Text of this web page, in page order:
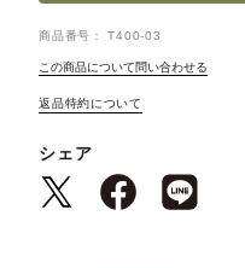
商品番号 T400-03
この商品について問い合わせる
返品特約について
シェア